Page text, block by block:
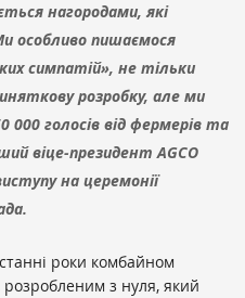
нагородами, які
особливо пишаємося
симпатій», не тільки
розробку, але ми
голосів від фермерів та
віце-президент AGCO
на церемонії
роки комбайном
розробленим з нуля, який